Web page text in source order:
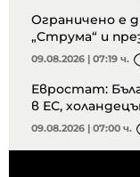
Ограничено е
„Струма“ и
09.08.2026 | 07:19 ч.
Евростат:
в ЕС,
09.08.2026 | 07:00 ч.